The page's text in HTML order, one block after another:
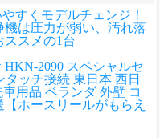
すくモデルチェンジ！
機は圧力が弱い、汚れ落
スメの1台
2090 スペシャルセ
ッチ接続 東日本 西日
用品 ベランダ 外壁 コ
ースリールがもらえ